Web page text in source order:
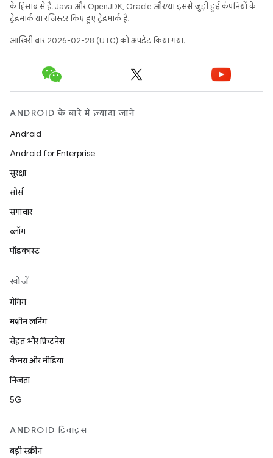
के हिसाब से हैं. Java और OpenJDK, Oracle और/या इससे जुड़ी हुई कंपनियों के
ट्रेडमार्क या रजिस्टर किए हुए ट्रेडमार्क हैं.
आखिरी बार 2026-02-28 (UTC) को अपडेट किया गया.
ANDROID के बारे में ज़्यादा जानें
Android
Android for Enterprise
सुरक्षा
सोर्स
समाचार
ब्लॉग
पॉडकास्ट
खोजें
गेमिंग
मशीन लर्निंग
सेहत और फ़िटनेस
कैमरा और मीडिया
निजता
5G
ANDROID डिवाइस
बड़ी स्क्रीन